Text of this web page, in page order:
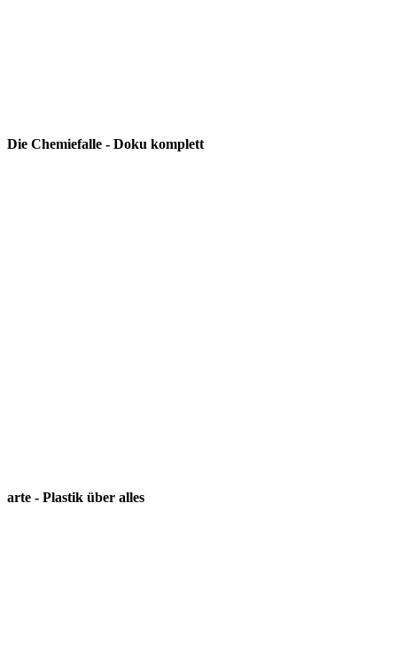
Die Chemiefalle - Doku komplett
arte - Plastik über alles